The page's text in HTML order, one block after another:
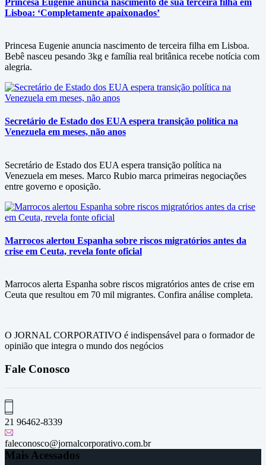
Lisboa: ‘Completamente apaixonados’
Princesa Eugenie anuncia nascimento de terceira filha em Lisboa.
Bebê nasceu pesando 3kg e família real britânica recebe notícia com
alegria.
Secretário de Estado dos EUA espera transição política na
Venezuela em meses, não anos
Secretário de Estado dos EUA espera transição política na
Venezuela em meses. Marco Rubio marca primeiras negociações
entre governo e oposição.
Marrocos alertou Espanha sobre riscos migratórios antes da
crise em Ceuta, revela fonte oficial
Marrocos alerta Espanha sobre riscos migratórios antes de crise em
Ceuta que resultou em 70 mil migrantes. Confira análise completa.
O JORNAL CORPORATIVO é indispensável para o formador de
opinião que integra o mundo dos negócios
Fale Conosco
21 96462-8339
faleconosco@jornalcorporativo.com.br
Mais Acessados